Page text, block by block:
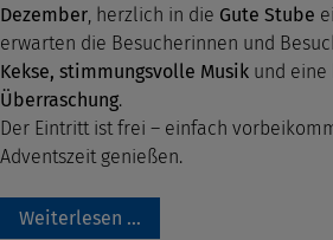
Dezember, herzlich in die Gute Stube
erwarten die Besucherinnen und
Kekse, stimmungsvolle Musik und eine
Überraschung.
Der Eintritt ist frei – einfach
Adventszeit genießen.
Weiterlesen …